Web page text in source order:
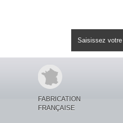
FABRICATION
FRANÇAISE